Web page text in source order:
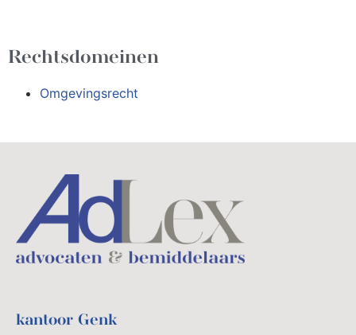
Rechtsdomeinen
Omgevingsrecht
kantoor Genk